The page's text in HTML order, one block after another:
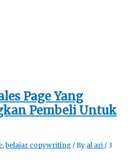
Page Yang
Pembeli Untuk
,belajar copywriting / By al ari /3